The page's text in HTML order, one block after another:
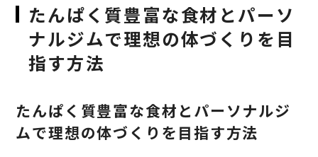
たんぱく質豊富な食材とパーソ
ナルジムで理想の体づくりを目
指す方法
たんぱく質豊富な食材とパーソナルジ
ムで理想の体づくりを目指す方法